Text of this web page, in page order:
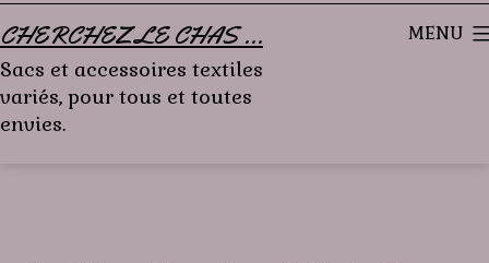
CHERCHEZ LE CHAS ...
Sacs et accessoires textiles
variés, pour tous et toutes
envies.
MENU